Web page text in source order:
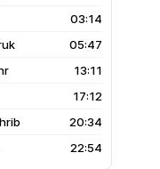
03:14
05:47
13:11
17:12
20:34
22:54